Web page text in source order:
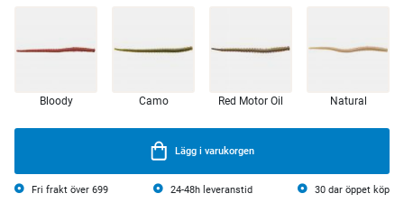
Bloody Camo Red Motor Oil Natural
Lägg i varukorgen
Fri frakt över 699 24-48h leveranstid 30 dar öppet köp